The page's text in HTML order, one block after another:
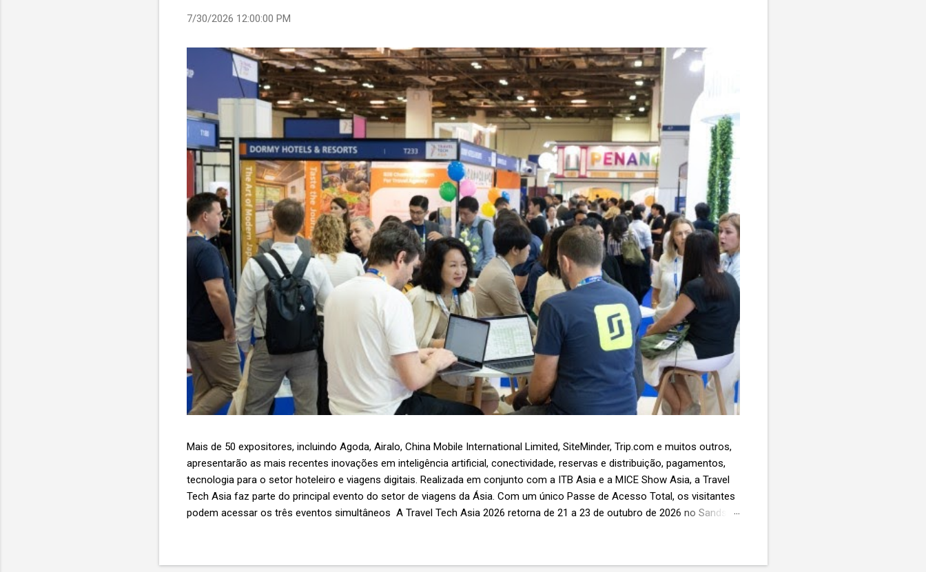
7/30/2026 12:00:00 PM
Mais de 50 expositores, incluindo Agoda, Airalo, China Mobile International Limited, SiteMinder, Trip.com e muitos outros,
apresentarão as mais recentes inovações em inteligência artificial, conectividade, reservas e distribuição, pagamentos,
tecnologia para o setor hoteleiro e viagens digitais. Realizada em conjunto com a ITB Asia e a MICE Show Asia, a Travel
Tech Asia faz parte do principal evento do setor de viagens da Ásia. Com um único Passe de Acesso Total, os visitantes
podem acessar os três eventos simultâneos A Travel Tech Asia 2026 retorna de 21 a 23 de outubro de 2026 no Sands
de importantes nomes do setor e debates sobre as principais tendências que impulsionam a próxima geração da